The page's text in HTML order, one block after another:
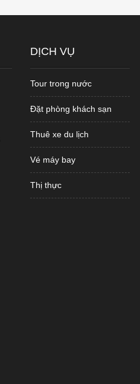
DỊCH VỤ
Tour trong nước
Đặt phòng khách sạn
Thuê xe du lịch
Vé máy bay
Thị thực